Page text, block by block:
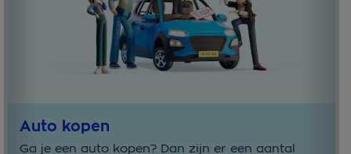
Auto kopen
Ga je een auto kopen? Dan zijn er een aantal